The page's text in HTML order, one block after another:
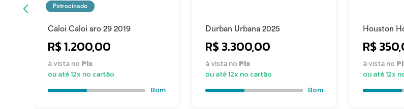
Patrocinado
Caloi Caloi aro 29 2019
R$ 1.200,00
à vista no Pix
ou até 12x no cartão
Bom
Durban Urbana 2025
R$ 3.300,00
à vista no Pix
ou até 12x no cartão
Bom
Houston
R$
à vista no
ou até 12x